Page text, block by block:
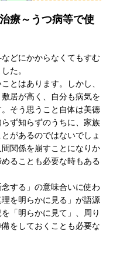
療～うつ病等で使
どにかからなくてもすむ
た。
とはあります。しかし、
居が高く、自分も病気を
そう思うこと自体は美徳
ず知らずのうちに、家族
があるのではないでしょ
関係を崩すことになりか
ることも必要な時もある
する」の意味合いに使わ
を明らかに見る」が語源
「明らかに見て」、周り
をしておくことも必要な